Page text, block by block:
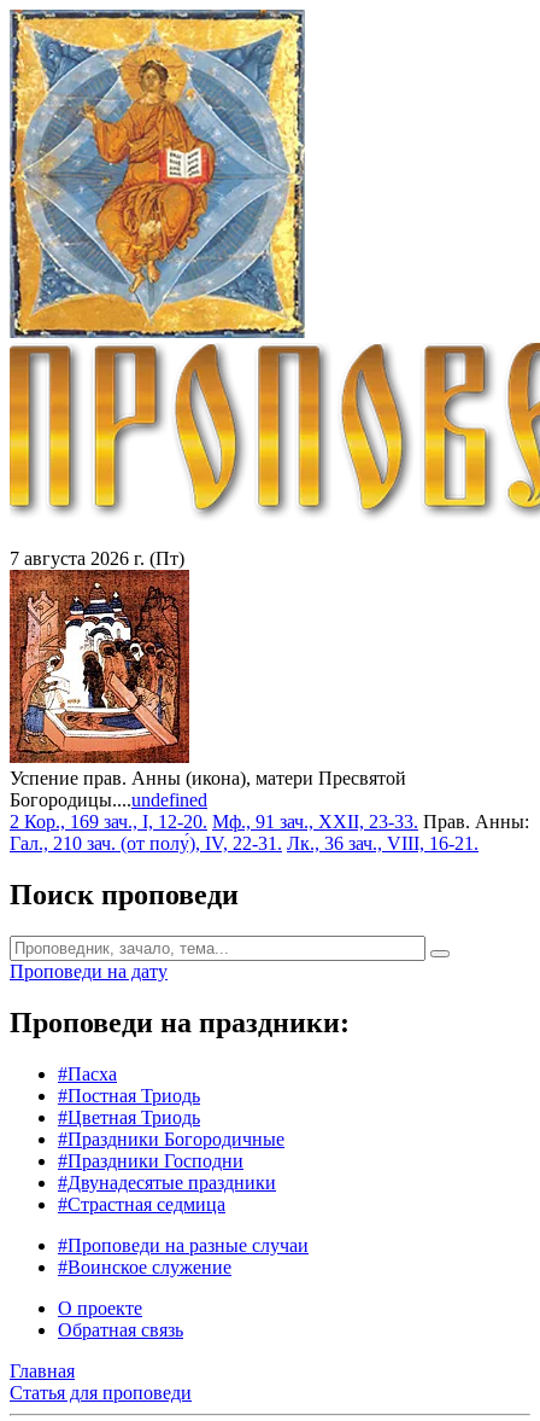
7 августа 2026 г. (Пт)
Успение прав. Анны (икона), матери Пресвятой
Богородицы....undefined
2 Кор., 169 зач., I, 12-20. Мф., 91 зач., XXII, 23-33. Прав. Анны:
Гал., 210 зач. (от полу́), IV, 22-31. Лк., 36 зач., VIII, 16-21.
Поиск проповеди
Проповеди на дату
Проповеди на праздники:
#Пасха
#Постная Триодь
#Цветная Триодь
#Праздники Богородичные
#Праздники Господни
#Двунадесятые праздники
#Страстная седмица
#Проповеди на разные случаи
#Воинское служение
О проекте
Обратная связь
Главная
Статья для проповеди